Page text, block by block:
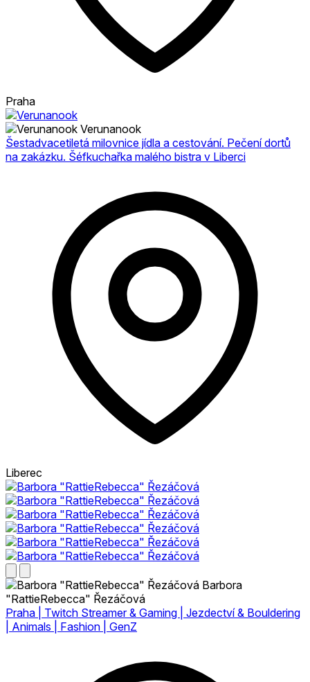
Praha
Verunanook
Šestadvacetiletá milovnice jídla a cestování. Pečení dortů
na zakázku. Šéfkuchařka malého bistra v Liberci
Liberec
Barbora
"RattieRebecca" Řezáčová
Praha | Twitch Streamer & Gaming | Jezdectví & Bouldering
| Animals | Fashion | GenZ